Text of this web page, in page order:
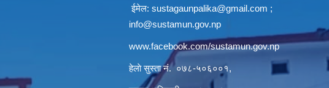
ईमेल: sustagaunpalika@gmail.com ;
info@sustamun.gov.np
www.facebook.com/sustamun.gov.np
हेलाे सुस्ता नं.०७८-५०६००१,